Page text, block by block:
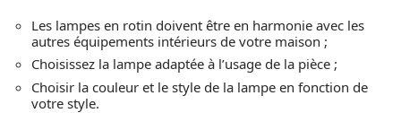
Les lampes en rotin doivent être en harmonie avec les
autres équipements intérieurs de votre maison ;
Choisissez la lampe adaptée à l’usage de la pièce ;
Choisir la couleur et le style de la lampe en fonction de
votre style.